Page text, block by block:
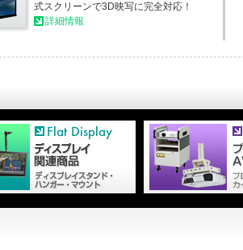
式スクリーンで3D映写に完全対応！
詳細情報